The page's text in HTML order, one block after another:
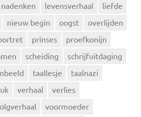
levensverhaal
liefde
nieuw begin oogst
overlijden
prinses
proefkonijn
scheiding
schrijfuitdaging
taallesje
taalnazi
verhaal
verlies
voormoeder